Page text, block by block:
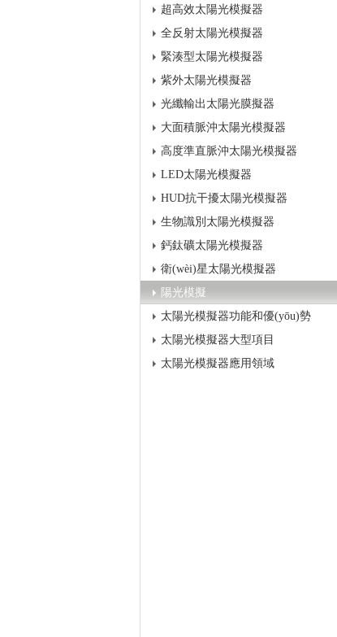
超高效太陽光模擬器
全反射太陽光模擬器
緊湊型太陽光模擬器
紫外太陽光模擬器
光纖輸出太陽光膜擬器
大面積脈沖太陽光模擬器
高度準直脈沖太陽光模擬器
LED太陽光模擬器
HUD抗干擾太陽光模擬器
生物識別太陽光模擬器
鈣鈦礦太陽光模擬器
衛(wèi)星太陽光模擬器
陽光模擬
太陽光模擬器功能和優(yōu)勢
太陽光模擬器大型項目
太陽光模擬器應用領域